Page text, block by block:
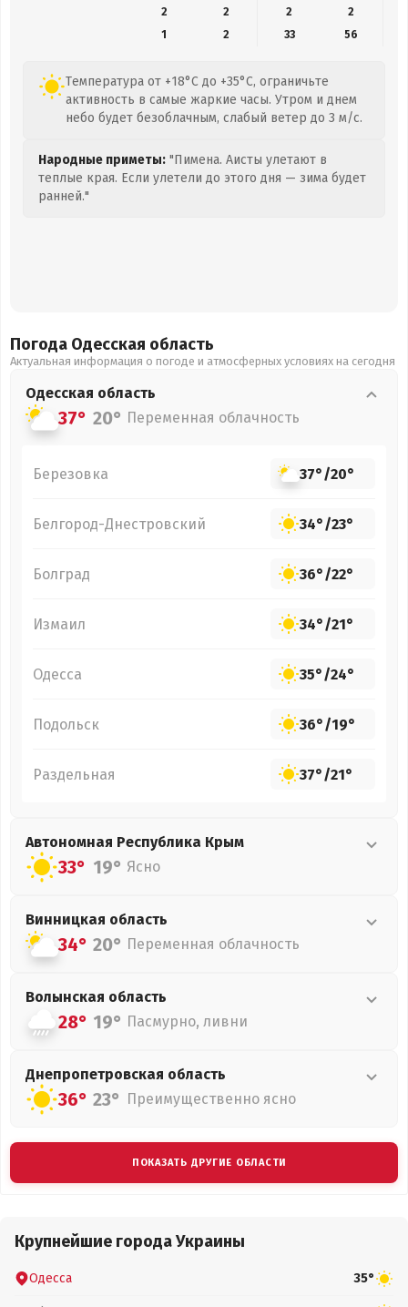
2
2 2
2
1
2 33 56
Температура от +18°C до +35°C, ограничьте
активность в самые жаркие часы. Утром и днем
небо будет безоблачным, слабый ветер до 3 м/с.
Народные приметы: "Пимена. Аисты улетают в
теплые края. Если улетели до этого дня — зима будет
ранней."
Погода Одесская область
Актуальная информация о погоде и атмосферных условиях на сегодня
Одесская область
37° 20° Переменная облачность
Березовка 37°/20°
Белгород-Днестровский 34°/23°
Болград 36°/22°
Измаил 34°/21°
Одесса 35°/24°
Подольск 36°/19°
Раздельная 37°/21°
Автономная Республика Крым
33° 19° Ясно
Винницкая область
34° 20° Переменная облачность
Волынская область
28° 19° Пасмурно, ливни
Днепропетровская область
36° 23° Преимущественно ясно
ПОКАЗАТЬ ДРУГИЕ ОБЛАСТИ
Крупнейшие города Украины
Одесса 35°